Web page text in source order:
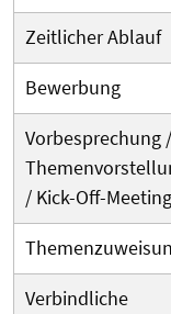
Zeitlicher Ablauf
Bewerbung
Vorbesprechung /
/ Kick-Off-Meeting
Verbindliche